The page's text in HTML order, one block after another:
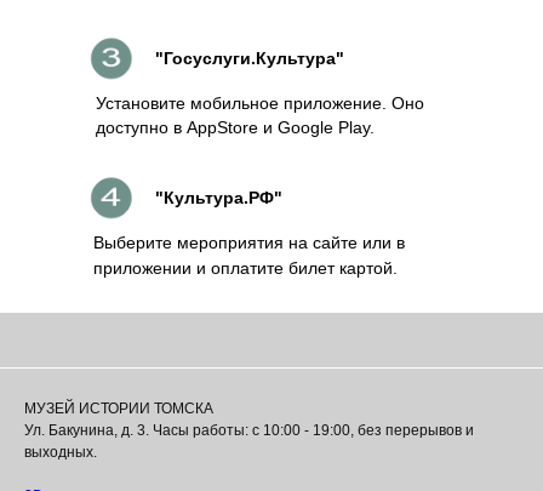
Установите мобильное приложение. Оно
доступно в AppStore и Google Play.
"Госуслуги.Культура"
Выберите мероприятия на сайте или в
приложении и оплатите билет картой.
"Культура.РФ"
МУЗЕЙ ИСТОРИИ ТОМСКА
Ул. Бакунина, д. 3. Часы работы: с 10:00 - 19:00, без перерывов и
выходных.